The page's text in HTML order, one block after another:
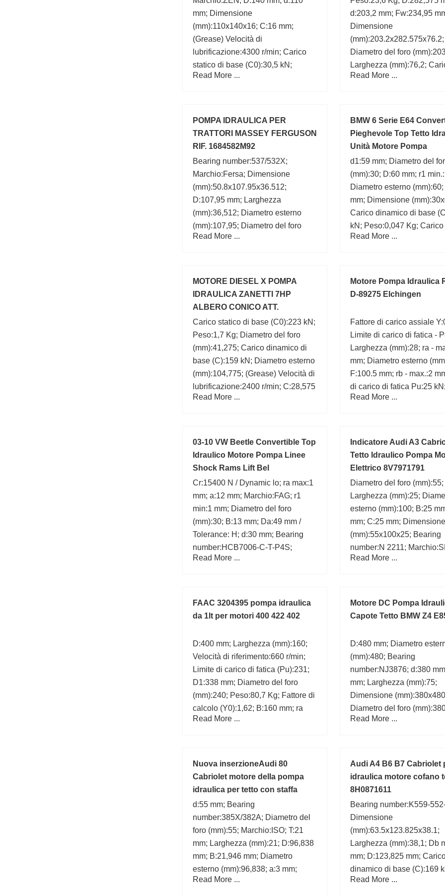
mm; Dimensione
(mm):110x140x16; C:16 mm;
(Grease) Velocità di
lubrificazione:4300 r/min; Carico
statico di base (C0):30,5 kN;
Larghezza (mm):16; Diametro
Read More ...
d:203,2 mm; Fw:234,95
Dimensione
(mm):203.2x282.575x76.2;
Diametro del foro
Larghezza (mm):76,2;
statico di base (C0):1470
Read More ...
POMPA IDRAULICA PER
TRATTORI MASSEY FERGUSON
RIF. 1684582M92
Bearing number:537/532X;
Marchio:Fersa; Dimensione
(mm):50.8x107.95x36.512;
D:107,95 mm; Larghezza
(mm):36,512; Diametro esterno
(mm):107,95; Diametro del foro
(mm):50,8; d:50,8 mm;
Read More ...
BMW 6 Serie E64
Pieghevole Top Tetto
Unità Motore Pompa
d1:59 mm; Diametro del
(mm):30; D:60 mm; r1
Diametro esterno
mm; Dimensione
Carico dinamico di base
kN; Peso:0,047 Kg;
di base (C0):0,755 kN;
Read More ...
MOTORE DIESEL X POMPA
IDRAULICA ZANETTI 7HP
ALBERO CONICO ATT.
LOMBARDINI ZDM78C
Carico statico di base (C0):223 kN;
Peso:1,7 Kg; Diametro del foro
(mm):41,275; Carico dinamico di
base (C):159 kN; Diametro esterno
(mm):104,775; (Grease) Velocità di
lubrificazione:2400 r/min; C:28,575
mm; a:7,4 mm; Marchio:CX;
Read More ...
Motore Pompa Idraulica
D-89275 Elchingen
Fattore di carico assiale
Limite di carico di fatica -
Larghezza (mm):28; ra -
mm; Diametro esterno
F:100.5 mm; rb - max.:2
di carico di fatica Pu:25
statico nominale di base
Read More ...
03-10 VW Beetle Convertible Top
Idraulico Motore Pompa Linee
Shock Rams Lift Bel
Cr:15400 N / Dynamic lo; ra max:1
mm; a:12 mm; Marchio:FAG; r1
min:1 mm; Diametro del foro
(mm):30; B:13 mm; Da:49 mm /
Tolerance: H; d:30 mm; Bearing
number:HCB7006-C-T-P4S;
Read More ...
Indicatore Audi A3
Tetto Idraulico Pompa
Elettrico 8V7971791
Diametro del foro (mm):55;
Larghezza (mm):25;
esterno (mm):100; B:25
mm; C:25 mm; Dimensione
(mm):55x100x25; Bearing
number:N 2211;
d:55 mm;
Read More ...
FAAC 3204395 pompa idraulica
da 1lt per motori 400 422 402
D:400 mm; Larghezza (mm):160;
Velocità di riferimento:660 r/min;
Limite di carico di fatica (Pu):231;
D1:338 mm; Diametro del foro
(mm):240; Peso:80,7 Kg; Fattore di
calcolo (Y0):1,62; B:160 mm; ra
max.:3 mm;
Read More ...
Motore DC Pompa
Capote Tetto BMW Z4
D:480 mm; Diametro
(mm):480; Bearing
number:NJ3876; d:380
mm; Larghezza (mm):75;
Dimensione
Diametro del foro
Marchio:ISO; C:75 mm;
Read More ...
Nuova inserzioneAudi 80
Cabriolet motore della pompa
idraulica per tetto con staffa
8G0810654B
d:55 mm; Bearing
number:385X/382A; Diametro del
foro (mm):55; Marchio:ISO; T:21
mm; Larghezza (mm):21; D:96,838
mm; B:21,946 mm; Diametro
esterno (mm):96,838; a:3 mm;
Read More ...
Audi A4 B6 B7 Cabriolet
idraulica motore cofano
8H0871611
Bearing number:K559-
Dimensione
(mm):63.5x123.825x38.1;
Larghezza (mm):38,1; Db
mm; D:123,825 mm;
dinamico di base (C):169
min.:3,3 mm; d1:92,8 mm;
Read More ...